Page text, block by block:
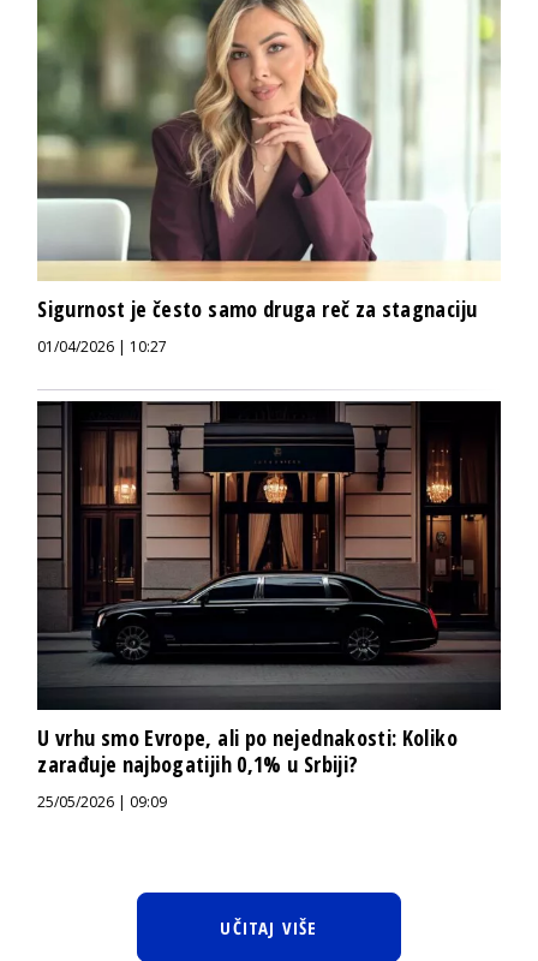
Sigurnost je često samo druga reč za stagnaciju
01/04/2026 | 10:27
U vrhu smo Evrope, ali po nejednakosti: Koliko
zarađuje najbogatijih 0,1% u Srbiji?
25/05/2026 | 09:09
UČITAJ VIŠE